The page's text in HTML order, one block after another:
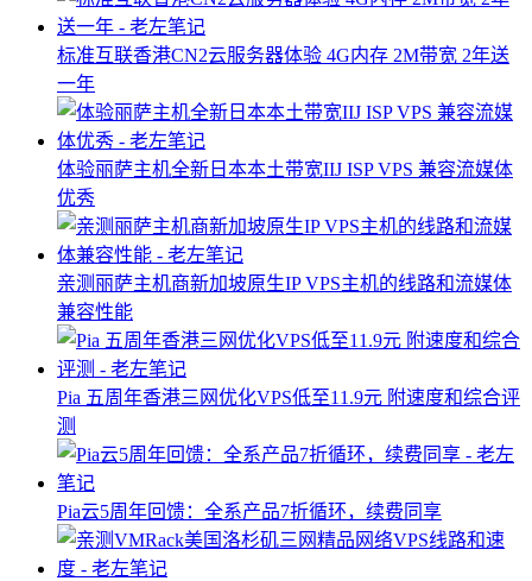
标准互联香港CN2云服务器体验 4G内存 2M带宽 2年送
一年
体验丽萨主机全新日本本土带宽IIJ ISP VPS 兼容流媒体
优秀
亲测丽萨主机商新加坡原生IP VPS主机的线路和流媒体
兼容性能
Pia 五周年香港三网优化VPS低至11.9元 附速度和综合评
测
Pia云5周年回馈：全系产品7折循环，续费同享